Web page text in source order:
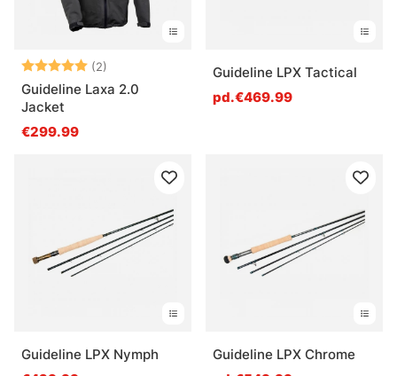
Note: (2)
Guideline Laxa 2.0
Jacket
€299.99
Guideline LPX Tactical
pd.€469.99
Guideline LPX Nymph
Guideline LPX Chrome